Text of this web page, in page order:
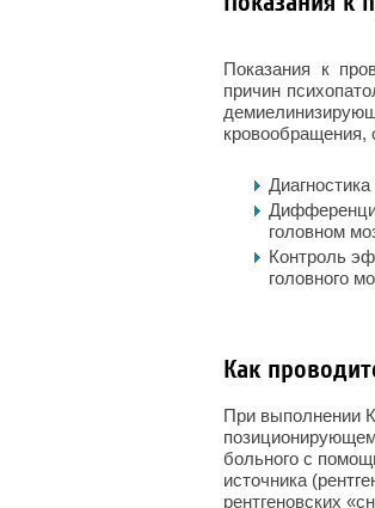
Показания к
причин
кровообращения,
головном
Контроль
головного
Как
При выполнении
больного с
источника
рентгеновских